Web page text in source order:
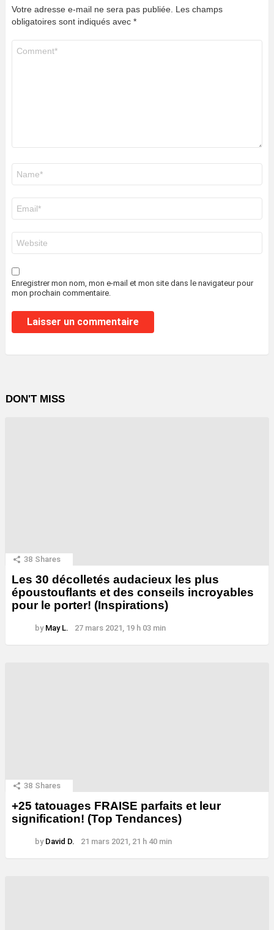
Votre adresse e-mail ne sera pas publiée. Les champs
obligatoires sont indiqués avec *
mail
*
web
Enregistrer mon nom, mon e-mail et mon site dans le navigateur pour
mon prochain commentaire.
DON'T MISS
38 Shares
Les 30 décolletés audacieux les plus
époustouflants et des conseils incroyables
pour le porter! (Inspirations)
by May L. 27 mars 2021, 19 h 03 min
38 Shares
+25 tatouages ​​FRAISE parfaits et leur
signification! (Top Tendances)
by David D. 21 mars 2021, 21 h 40 min